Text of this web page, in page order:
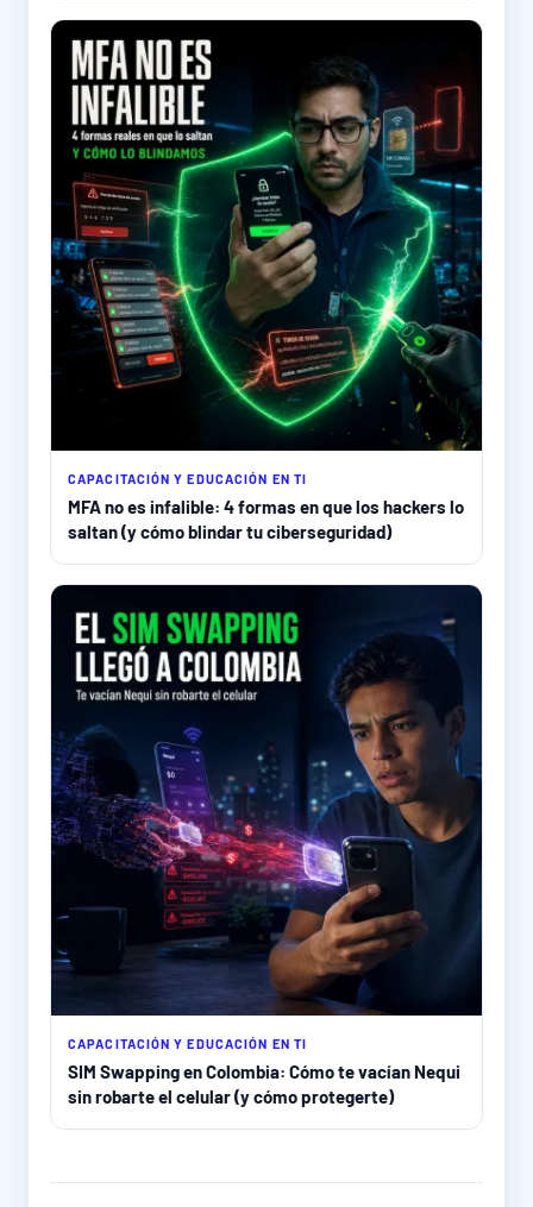
CAPACITACIÓN Y EDUCACIÓN EN TI
MFA no es infalible: 4 formas en que los hackers lo
saltan (y cómo blindar tu ciberseguridad)
CAPACITACIÓN Y EDUCACIÓN EN TI
SIM Swapping en Colombia: Cómo te vacían Nequi
sin robarte el celular (y cómo protegerte)